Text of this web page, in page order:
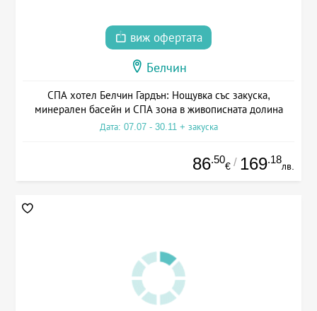
виж офертата
Белчин
СПА хотел Белчин Гардън: Нощувка със закуска,
минерален басейн и СПА зона в живописната долина
Дата: 07.07 - 30.11 + закуска
86.50
€ / 169.18
лв.